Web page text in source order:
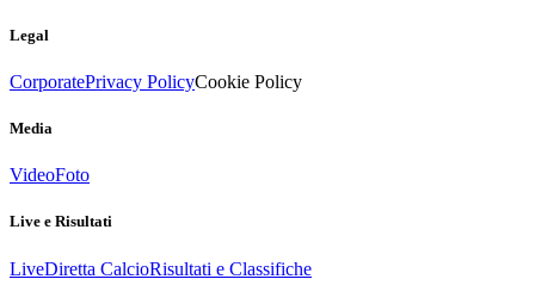
Legal
CorporatePrivacy PolicyCookie Policy
Media
VideoFoto
Live e Risultati
LiveDiretta CalcioRisultati e Classifiche